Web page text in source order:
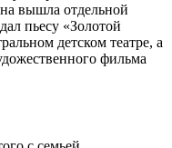
вышла отдельной
пьесу «Золотой
детском театре, а
фильма